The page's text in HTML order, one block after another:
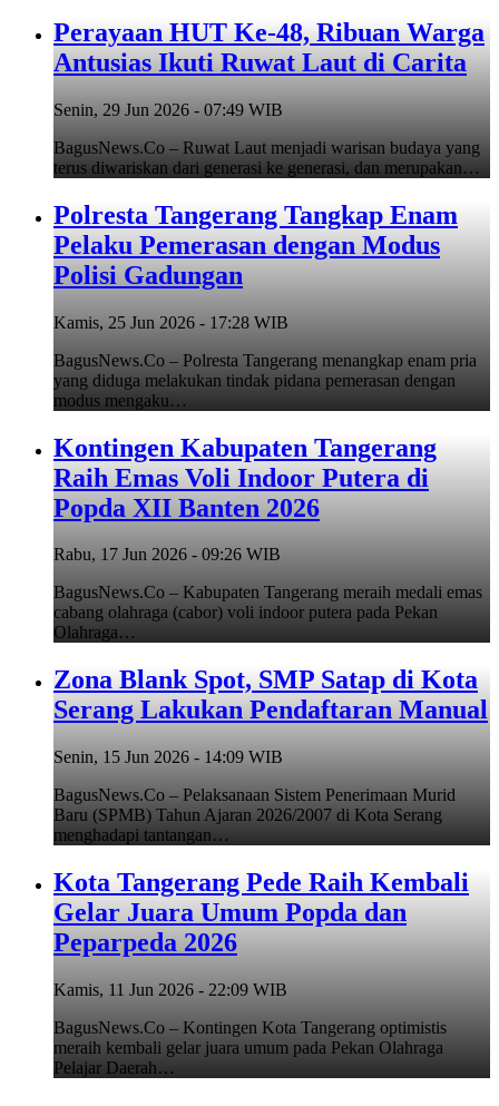
Perayaan HUT Ke-48, Ribuan Warga
Antusias Ikuti Ruwat Laut di Carita
Senin, 29 Jun 2026 - 07:49 WIB
BagusNews.Co – Ruwat Laut menjadi warisan budaya yang
terus diwariskan dari generasi ke generasi, dan merupakan…
Polresta Tangerang Tangkap Enam
Pelaku Pemerasan dengan Modus
Polisi Gadungan
Kamis, 25 Jun 2026 - 17:28 WIB
BagusNews.Co – Polresta Tangerang menangkap enam pria
yang diduga melakukan tindak pidana pemerasan dengan
modus mengaku…
Kontingen Kabupaten Tangerang
Raih Emas Voli Indoor Putera di
Popda XII Banten 2026
Rabu, 17 Jun 2026 - 09:26 WIB
BagusNews.Co – Kabupaten Tangerang meraih medali emas
cabang olahraga (cabor) voli indoor putera pada Pekan
Olahraga…
Zona Blank Spot, SMP Satap di Kota
Serang Lakukan Pendaftaran Manual
Senin, 15 Jun 2026 - 14:09 WIB
BagusNews.Co – Pelaksanaan Sistem Penerimaan Murid
Baru (SPMB) Tahun Ajaran 2026/2007 di Kota Serang
menghadapi tantangan…
Kota Tangerang Pede Raih Kembali
Gelar Juara Umum Popda dan
Peparpeda 2026
Kamis, 11 Jun 2026 - 22:09 WIB
BagusNews.Co – Kontingen Kota Tangerang optimistis
meraih kembali gelar juara umum pada Pekan Olahraga
Pelajar Daerah…